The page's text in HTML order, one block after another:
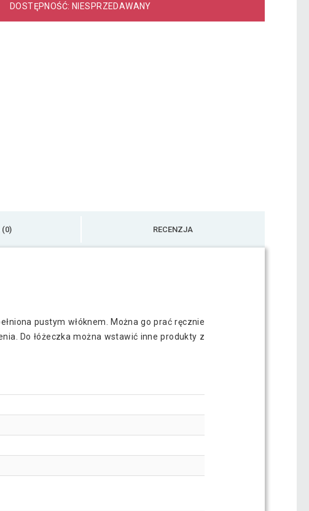
DOSTĘPNOŚĆ: NIESPRZEDAWANY
(0) RECENZJA
pustym włóknem. Można go prać ręcznie
Do łóżeczka można wstawić inne produkty z